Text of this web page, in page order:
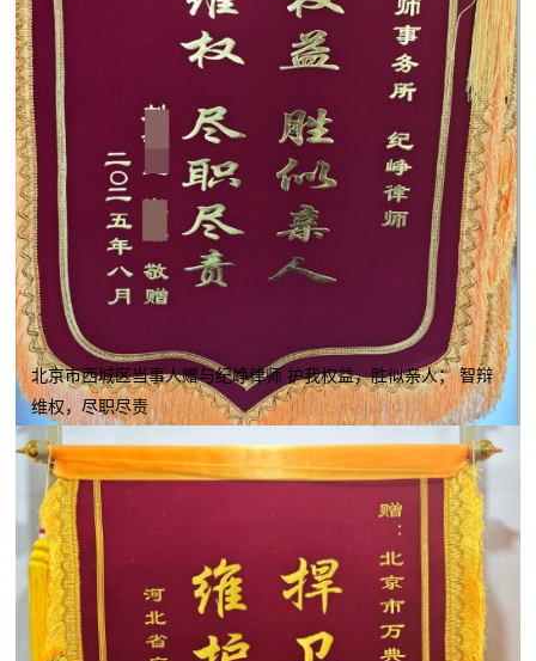
北京市西城区当事人赠与纪峥律师 护我权益，胜似亲人； 智辩
维权，尽职尽责